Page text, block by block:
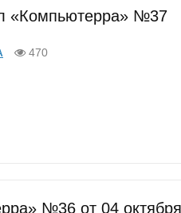
«Компьютерра» №37
470
№36 от 04